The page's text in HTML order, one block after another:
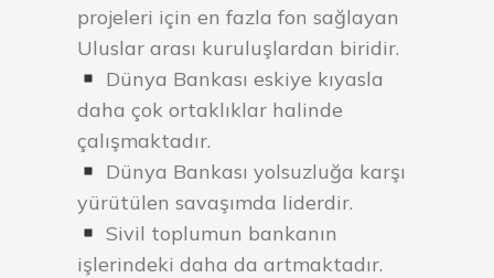
projeleri için en fazla fon sağlayan
Uluslar arası kuruluşlardan biridir.
Dünya Bankası eskiye kıyasla
daha çok ortaklıklar halinde
çalışmaktadır.
Dünya Bankası yolsuzluğa karşı
yürütülen savaşımda liderdir.
Sivil toplumun bankanın
işlerindeki daha da artmaktadır.